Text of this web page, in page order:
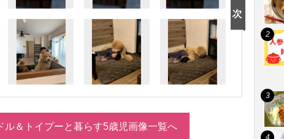
ル＆トイプーと暮らす5歳児画像一覧へ